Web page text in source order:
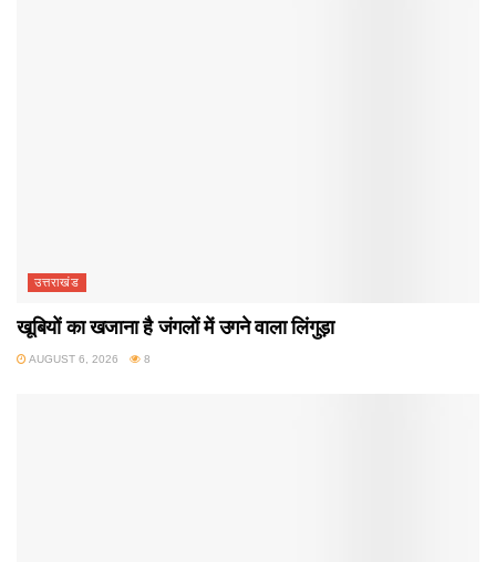
उत्तराखंड
खूबियों का खजाना है जंगलों में उगने वाला लिंगुड़ा
AUGUST 6, 2026 8